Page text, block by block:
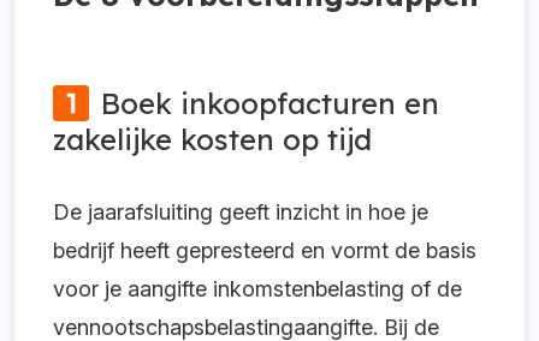
Boek inkoopfacturen en
zakelijke kosten op tijd
De jaarafsluiting geeft inzicht in hoe je
bedrijf heeft gepresteerd en vormt de basis
voor je aangifte inkomstenbelasting of de
vennootschapsbelastingaangifte. Bij de